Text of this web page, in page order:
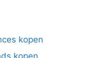
kopen